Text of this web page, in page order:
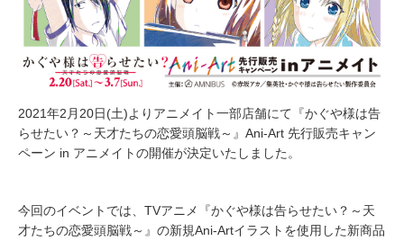
2021年2月20日(土)よりアニメイト一部店舗にて『かぐや様は告
らせたい？～天才たちの恋愛頭脳戦～』Ani-Art 先行販売キャン
ペーン in アニメイトの開催が決定いたしました。
今回のイベントでは、TVアニメ『かぐや様は告らせたい？～天
才たちの恋愛頭脳戦～』の新規Ani-Artイラストを使用した新商品